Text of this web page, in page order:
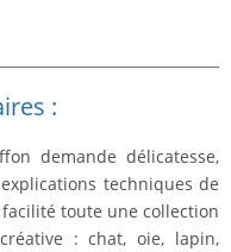
:
demande délicatesse,
techniques de
toute une collection
: chat, oie, lapin,